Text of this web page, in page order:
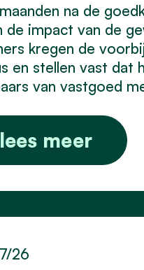
na de
de impact van de
kregen de
en stellen vast dat
van vastgoed
lees meer
26